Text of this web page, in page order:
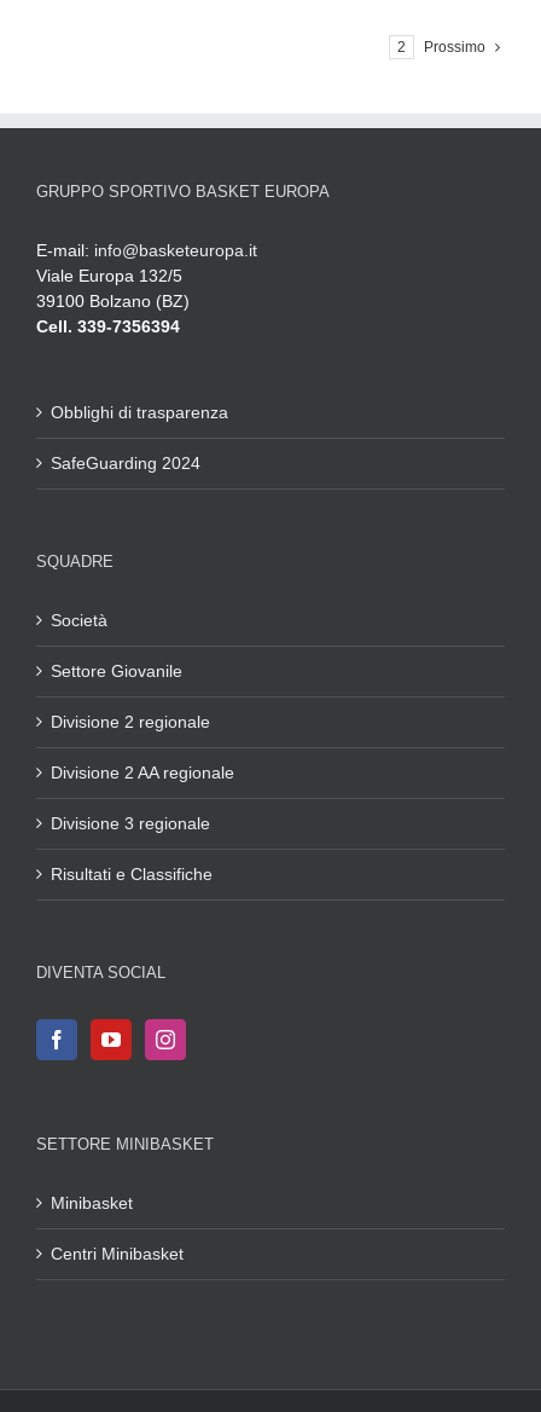
2 Prossimo
GRUPPO SPORTIVO BASKET EUROPA
E-mail: info@basketeuropa.it
Viale Europa 132/5
39100 Bolzano (BZ)
Cell. 339-7356394
Obblighi di trasparenza
SafeGuarding 2024
SQUADRE
Società
Settore Giovanile
Divisione 2 regionale
Divisione 2 AA regionale
Divisione 3 regionale
Risultati e Classifiche
DIVENTA SOCIAL
SETTORE MINIBASKET
Minibasket
Centri Minibasket